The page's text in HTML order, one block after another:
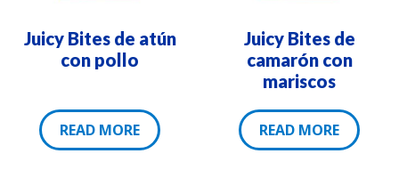
Juicy Bites de atún
con pollo
READ MORE
Juicy Bites de
camarón con
mariscos
READ MORE